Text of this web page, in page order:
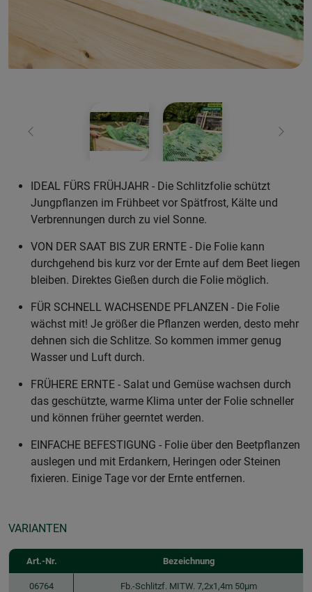
Zurück Weiter
IDEAL FÜRS FRÜHJAHR - Die Schlitzfolie schützt
Jungpflanzen im Frühbeet vor Spätfrost, Kälte und
Verbrennungen durch zu viel Sonne.
VON DER SAAT BIS ZUR ERNTE - Die Folie kann
durchgehend bis kurz vor der Ernte auf dem Beet liegen
bleiben. Direktes Gießen durch die Folie möglich.
FÜR SCHNELL WACHSENDE PFLANZEN - Die Folie
wächst mit! Je größer die Pflanzen werden, desto mehr
dehnen sich die Schlitze. So kommen immer genug
Wasser und Luft durch.
FRÜHERE ERNTE - Salat und Gemüse wachsen durch
das geschützte, warme Klima unter der Folie schneller
und können früher geerntet werden.
EINFACHE BEFESTIGUNG - Folie über den Beetpflanzen
auslegen und mit Erdankern, Heringen oder Steinen
fixieren. Einige Tage vor der Ernte entfernen.
VARIANTEN
Art.-Nr. Bezeichnung
06764 Fb.-Schlitzf. MITW. 7,2x1,4m 50µm